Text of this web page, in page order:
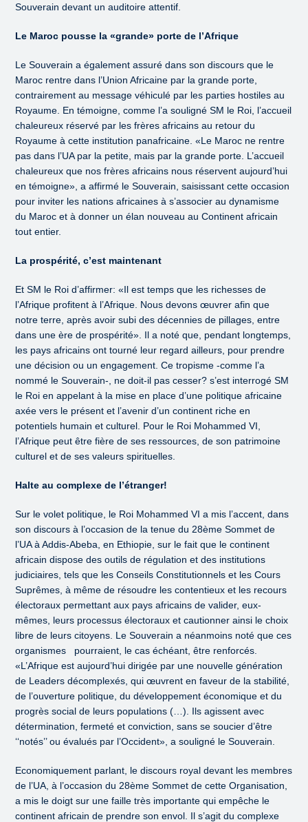
Souverain devant un auditoire attentif.
Le Maroc pousse la «grande» porte de l’Afrique
Le Souverain a également assuré dans son discours que le
Maroc rentre dans l’Union Africaine par la grande porte,
contrairement au message véhiculé par les parties hostiles au
Royaume. En témoigne, comme l’a souligné SM le Roi, l’accueil
chaleureux réservé par les frères africains au retour du
Royaume à cette institution panafricaine. «Le Maroc ne rentre
pas dans l’UA par la petite, mais par la grande porte. L’accueil
chaleureux que nos frères africains nous réservent aujourd’hui
en témoigne», a affirmé le Souverain, saisissant cette occasion
pour inviter les nations africaines à s’associer au dynamisme
du Maroc et à donner un élan nouveau au Continent africain
tout entier.
La prospérité, c’est maintenant
Et SM le Roi d’affirmer: «Il est temps que les richesses de
l’Afrique profitent à l’Afrique. Nous devons œuvrer afin que
notre terre, après avoir subi des décennies de pillages, entre
dans une ère de prospérité». Il a noté que, pendant longtemps,
les pays africains ont tourné leur regard ailleurs, pour prendre
une décision ou un engagement. Ce tropisme -comme l’a
nommé le Souverain-, ne doit-il pas cesser? s’est interrogé SM
le Roi en appelant à la mise en place d’une politique africaine
axée vers le présent et l’avenir d’un continent riche en
potentiels humain et culturel. Pour le Roi Mohammed VI,
l’Afrique peut être fière de ses ressources, de son patrimoine
culturel et de ses valeurs spirituelles.
Halte au complexe de l’étranger!
Sur le volet politique, le Roi Mohammed VI a mis l’accent, dans
son discours à l’occasion de la tenue du 28ème Sommet de
l’UA à Addis-Abeba, en Ethiopie, sur le fait que le continent
africain dispose des outils de régulation et des institutions
judiciaires, tels que les Conseils Constitutionnels et les Cours
Suprêmes, à même de résoudre les contentieux et les recours
électoraux permettant aux pays africains de valider, eux-
mêmes, leurs processus électoraux et cautionner ainsi le choix
libre de leurs citoyens. Le Souverain a néanmoins noté que ces
organismes pourraient, le cas échéant, être renforcés.
«L’Afrique est aujourd’hui dirigée par une nouvelle génération
de Leaders décomplexés, qui œuvrent en faveur de la stabilité,
de l’ouverture politique, du développement économique et du
progrès social de leurs populations (…). Ils agissent avec
détermination, fermeté et conviction, sans se soucier d’être
‘‘notés’’ ou évalués par l’Occident», a souligné le Souverain.
Economiquement parlant, le discours royal devant les membres
de l’UA, à l’occasion du 28ème Sommet de cette Organisation,
a mis le doigt sur une faille très importante qui empêche le
continent africain de prendre son envol. Il s’agit du complexe